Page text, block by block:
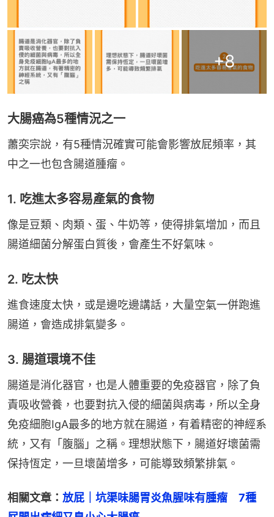
+8
大腸癌為5種情況之一
蕭奕宗說，有5種情況確實可能會影響放屁頻率，其
中之一也包含腸道腫瘤。
1. 吃進太多容易產氣的食物
像是豆類、肉類、蛋、牛奶等，使得排氣增加，而且
腸道細菌分解蛋白質後，會產生不好氣味。
2. 吃太快
進食速度太快，或是邊吃邊講話，大量空氣一併跑進
腸道，會造成排氣變多。
3. 腸道環境不佳
腸道是消化器官，也是人體重要的免疫器官，除了負
責吸收營養，也要對抗入侵的細菌與病毒，所以全身
免疫細胞IgA最多的地方就在腸道，有着精密的神經系
統，又有「腹腦」之稱。理想狀態下，腸道好壞菌需
保持恆定，一旦壞菌增多，可能導致頻繁排氣。
相關文章： 放屁｜坑渠味腸胃炎魚腥味有腫瘤　7種